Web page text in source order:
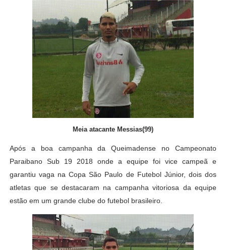
Meia atacante Messias(99)
Após a boa campanha da Queimadense no Campeonato
Paraibano Sub 19 2018 onde a equipe foi vice campeã e
garantiu vaga na Copa São Paulo de Futebol Júnior, dois dos
atletas que se destacaram na campanha vitoriosa da equipe
estão em um grande clube do futebol brasileiro.